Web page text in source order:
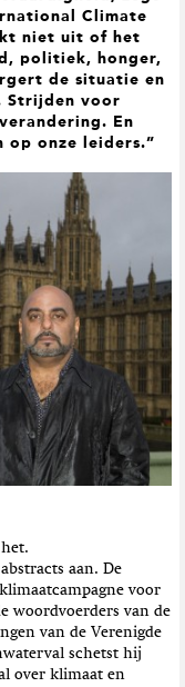
Climate
niet uit of het
politiek, honger,
de situatie en
Strijden voor
En
onze leiders.”
aan. De
voor
woordvoerders van de
van de Verenigde
schetst hij
over klimaat en